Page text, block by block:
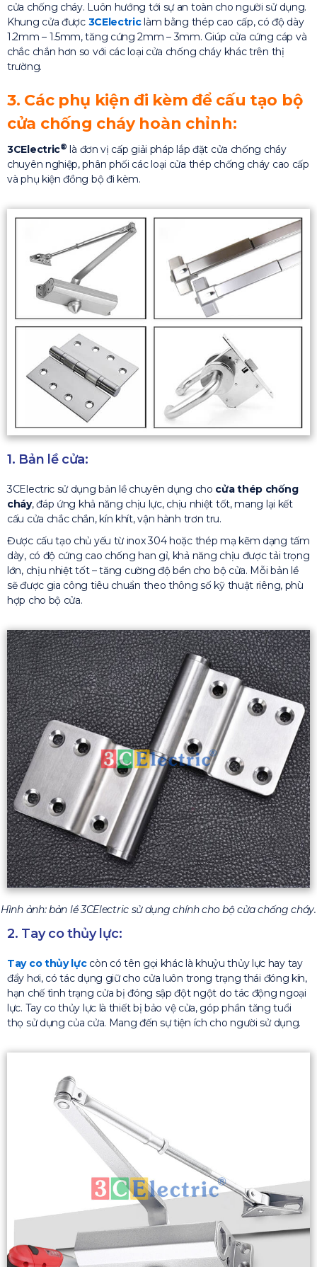
cửa chống cháy. Luôn hướng tới sự an toàn cho người sử dụng.
Khung cửa được 3CElectriclàm bằng thép cao cấp, có độ dày
1.2mm – 1.5mm, tăng cứng 2mm – 3mm. Giúp cửa cứng cáp và
chắc chắn hơn so với các loại cửa chống cháy khác trên thị
trường.
3. Các phụ kiện đi kèm để cấu tạo bộ
cửa chống cháy hoàn chỉnh:
3CElectric® là đơn vị cấp giải pháp lắp đặt cửa chống cháy
chuyên nghiệp, phân phối các loại cửa thép chống cháy cao cấp
và phụ kiện đồng bộ đi kèm.
1. Bản lề cửa:
3CElectric sử dụng bản lề chuyên dụng cho cửa thép chống
cháy, đáp ứng khả năng chịu lực, chịu nhiệt tốt, mang lại kết
cấu cửa chắc chắn, kín khít, vận hành trơn tru.
Được cấu tạo chủ yếu từ inox 304 hoặc thép mạ kẽm dạng tấm
dày, có độ cứng cao chống han gỉ, khả năng chịu được tải trọng
lớn, chịu nhiệt tốt – tăng cường độ bền cho bộ cửa. Mỗi bản lề
sẽ được gia công tiêu chuẩn theo thông số kỹ thuật riêng, phù
hợp cho bộ cửa.
Hình ảnh: bản lề 3CElectric sử dụng chính cho bộ cửa chống cháy.
2. Tay co thủy lực:
Tay co thủy lựccòn có tên gọi khác là khuỷu thủy lực hay tay
đẩy hơi, có tác dụng giữ cho cửa luôn trong trạng thái đóng kín,
hạn chế tình trạng cửa bị đóng sập đột ngột do tác động ngoại
lực. Tay co thủy lực là thiết bị bảo vệ cửa, góp phần tăng tuổi
thọ sử dụng của cửa. Mang đến sự tiện ích cho người sử dụng.